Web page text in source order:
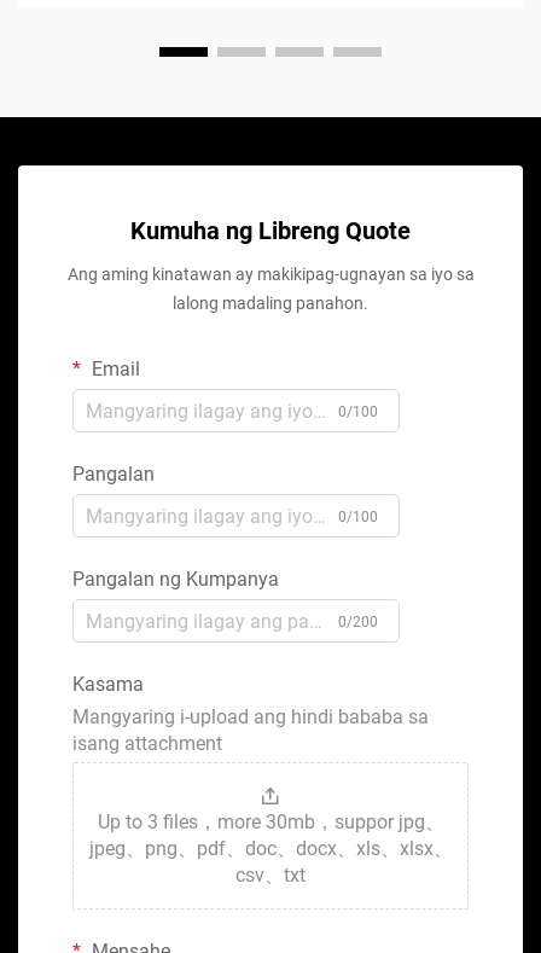
Kumuha ng Libreng Quote
Ang aming kinatawan ay makikipag-ugnayan sa iyo sa
lalong madaling panahon.
Email
0/100
Pangalan
0/100
Pangalan ng Kumpanya
0/200
Kasama
Mangyaring i-upload ang hindi bababa sa
isang attachment
Up to 3 files，more 30mb，suppor jpg、
jpeg、png、pdf、doc、docx、xls、xlsx、
csv、txt